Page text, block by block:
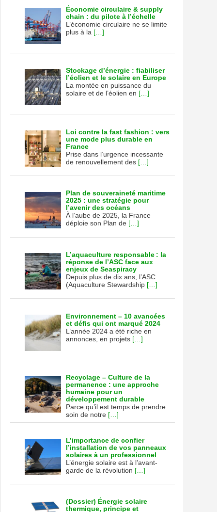
Économie circulaire & supply
chain : du pilote à l’échelle
L’économie circulaire ne se limite
plus à la […]
Stockage d’énergie : fiabiliser
l’éolien et le solaire en Europe
La montée en puissance du
solaire et de l’éolien en […]
Loi contre la fast fashion : vers
une mode plus durable en
France
Prise dans l’urgence incessante
de renouvellement des […]
Plan de souveraineté maritime
2025 : une stratégie pour
l’avenir des océans
À l’aube de 2025, la France
déploie son Plan de […]
L’aquaculture responsable : la
réponse de l’ASC face aux
enjeux de Seaspiracy
Depuis plus de dix ans, l’ASC
(Aquaculture Stewardship […]
Environnement – 10 avancées
et défis qui ont marqué 2024
L’année 2024 a été riche en
annonces, en projets […]
Recyclage – Culture de la
permanence : une approche
humaine pour un
développement durable
Parce qu’il est temps de prendre
soin de notre […]
L’importance de confier
l’installation de vos panneaux
solaires à un professionnel
L’énergie solaire est à l’avant-
garde de la révolution […]
(Dossier) Énergie solaire
thermique, principe et